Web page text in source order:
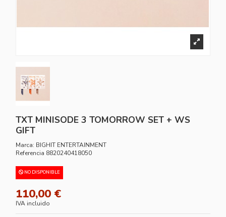
TXT MINISODE 3 TOMORROW SET + WS
GIFT
Marca: BIGHIT ENTERTAINMENT
Referencia 8820240418050
NO DISPONIBLE
110,00 €
IVA incluido